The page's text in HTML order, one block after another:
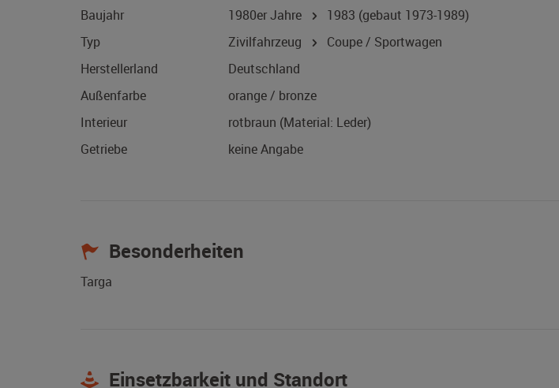
Baujahr
1980er Jahre 1983 (gebaut 1973-1989)
Typ
Zivilfahrzeug
Coupe / Sportwagen
Herstellerland
Deutschland
Außenfarbe
orange / bronze
Interieur
rotbraun (Material: Leder)
Getriebe
keine Angabe
Besonderheiten
Targa
Einsetzbarkeit und Standort